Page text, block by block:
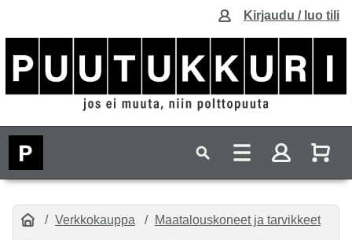
Kirjaudu / luo tili
Verkkokauppa Maatalouskoneet ja tarvikkeet